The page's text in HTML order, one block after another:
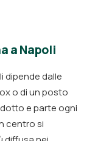
a Napoli
dipende dalle
o di un posto
e parte ogni
centro si